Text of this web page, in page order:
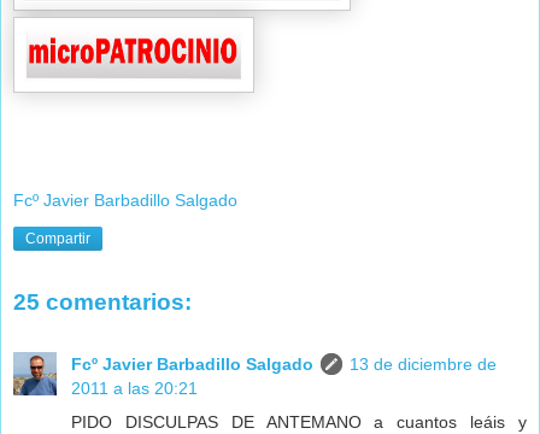
Fcº Javier Barbadillo Salgado
Compartir
25 comentarios:
Fcº Javier Barbadillo Salgado
13 de diciembre de
2011 a las 20:21
PIDO DISCULPAS DE ANTEMANO a cuantos leáis y